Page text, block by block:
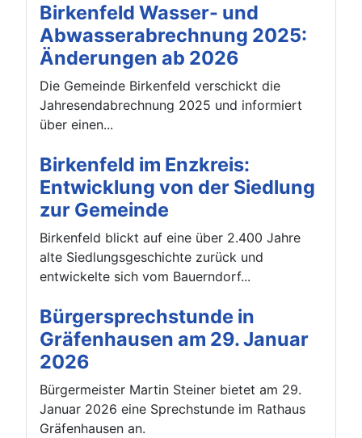
Birkenfeld Wasser- und
Abwasserabrechnung 2025:
Änderungen ab 2026
Die Gemeinde Birkenfeld verschickt die
Jahresendabrechnung 2025 und informiert
über einen...
Birkenfeld im Enzkreis:
Entwicklung von der Siedlung
zur Gemeinde
Birkenfeld blickt auf eine über 2.400 Jahre
alte Siedlungsgeschichte zurück und
entwickelte sich vom Bauerndorf...
Bürgersprechstunde in
Gräfenhausen am 29. Januar
2026
Bürgermeister Martin Steiner bietet am 29.
Januar 2026 eine Sprechstunde im Rathaus
Gräfenhausen an.